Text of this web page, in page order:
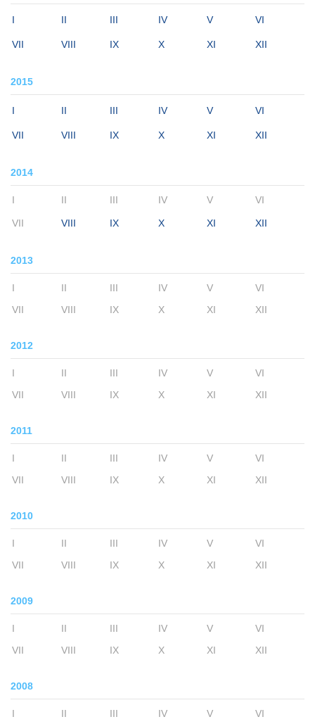
I II III IV V VI
VII VIII IX X XI XII
2015
I II III IV V VI
VII VIII IX X XI XII
2014
I II III IV V VI
VII VIII IX X XI XII
2013
I II III IV V
VI
VII
VIII IX X XI XII
2012
I II III IV V
VI
VII
VIII IX X XI XII
2011
I II III IV V
VI
VII
VIII IX X XI XII
2010
I II III IV V
VI
VII
VIII IX X XI XII
2009
I II III IV V
VI
VII
VIII IX X XI XII
2008
I II III IV V
VI